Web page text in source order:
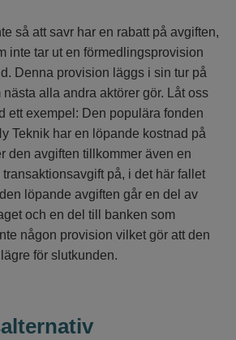
så att savr har en rabatt på avgiften,
inte tar ut en förmedlingsprovision
Denna provision läggs i sin tur på
alla andra aktörer gör. Låt oss
ett exempel: Den populära fonden
Teknik har en löpande kostnad på
den avgiften tillkommer även en
på, i det här fallet
löpande avgiften går en del av
och en del till banken som
någon provision vilket gör att den
för slutkunden.